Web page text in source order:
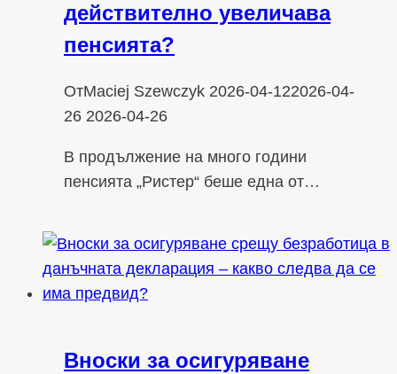
действително увеличава
пенсията?
ОтMaciej Szewczyk 2026-04-122026-04-
26 2026-04-26
В продължение на много години
пенсията „Ристер“ беше една от…
Вноски за осигуряване